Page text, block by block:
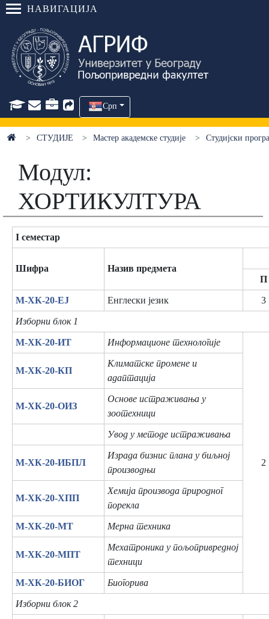
НАВИГАЦИЈА
Срп
СТУДИЈЕ Мастер академске студије Студијски
Модул:
ХОРТИКУЛТУРА
I семестар
Шифра
Назив предмета
П
М-ХК-20-ЕЈ Енглески језик 3
Изборни блок 1
М-ХК-20-ИТ Информационе технологије
2
М-ХК-20-КП
Климатске промене и
адаптација
М-ХК-20-ОИЗ
Основе истраживања у
зоотехници
Увод у методе истраживања
М-ХК-20-ИБПЛ
Израда бизнис плана у биљној
производњи
М-ХК-20-ХПП
Хемија производа природног
порекла
М-ХК-20-МТ Мерна техника
М-ХК-20-МПТ
Мехатроника у пољопривредној
техници
М-ХК-20-БИОГ Биогорива
Изборни блок 2